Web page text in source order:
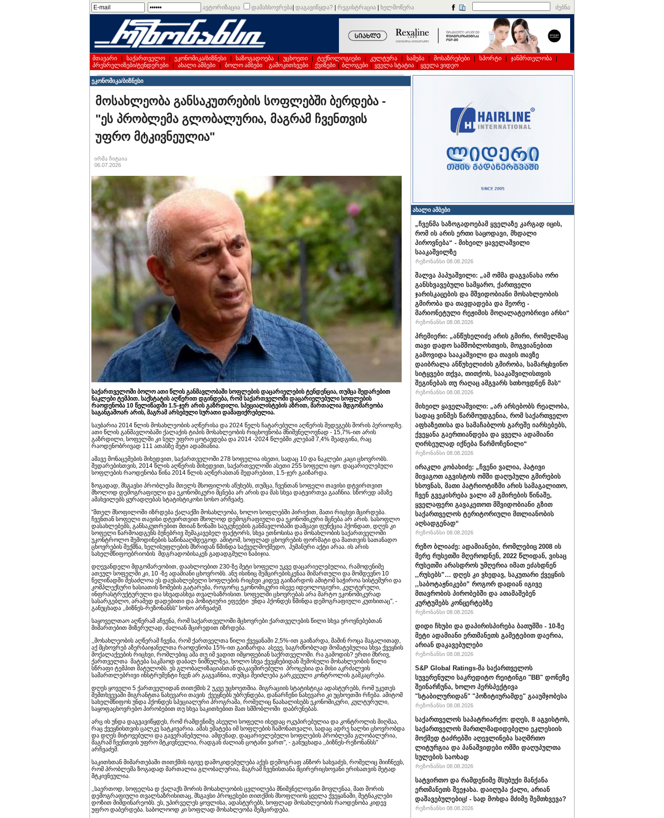
ავტორიზაცია დამახსოვრება დაგავიწყდა? რეგისტრაცია ხელმოწერა ძებნა
მთავარი საქართველო ეკონომიკა/ბიზნესი საზოგადოება უცხოეთი ტექნოლოგიები კულტურა სამება მოსაზრებები სპორტი ჯანმრთელობა
პრესრელიზები/ტენდერები
ახალი ამბები ბოლო ამბები გამოკითხვები ქვიზები ბლოგები ყველა სტატია ყველა ვიდეო
ეკონომიკა/ბიზნესი
მოსახლეობა განსაკუთრების სოფლებში ბერდება -
"ეს პრობლემა გლობალურია, მაგრამ ჩვენთვის
უფრო მტკივნეულია"
ირმა ჩიტაია
06.07.2026
საქართველოში ბოლო ათი წლის განმავლობაში სოფლების დაცარიელების ტენდენცია, თუმცა შედარებით
ნაკლები ტემპით. საქსტატის აღწერით დგინდება, რომ საქართველოში დაცარიელებული სოფლების
რაოდენობა 10 წელიწადში 1.5-ჯერ არის გაზრდილი. სპეციალისტების აზრით, მართალია მდგომარეობა
საგანგაშოარ არის, მაგრამ არსებული სურათი დამაფიქრებელია.
საუბარია 2014 წლის მოსახლეობის აღწერისა და 2024 წელს ჩატარებული აღწერის შედეგებს შორის პერიოდზე.
ათი წლის განმავლობაში ქალაქის ტიპის მოსახლეობის რიცხოვნობა მნიშვნელოვნად - 15,7%-ით არის
გაზრდილი, სოფელში კი სულ უფრო ცოტავდება და 2014 -2024 წლებში კლებამ 7,4% შეადგინა, რაც
რაოდენობრივად 111 ათასზე მეტი ადამიანია.
ამავე მონაცემების მიხედვით, საქართველოში 278 სოფელია ისეთი, სადაც 10 და ნაკლები კაცი ცხოვრობს.
შედარებისთვის, 2014 წლის აღწერის მიხედვით, საქართველოში ასეთი 255 სოფელი იყო. დაცარიელებული
სოფლების რაოდენობა წინა 2014 წლის აღწერასთან შედარებით, 1.5-ჯერ გაიზარდა.
ზოგადად, მსგავსი პრობლემა მთელს მსოფილოს აწუხებს, თუმცა, ჩვენთან სოფელი თავისი დტვირთვით
მხოლოდ დემოგრაფიული და ეკონომიკური მცნება არ არის და მას სხვა დატვირთვა გააჩნია. სწორედ ამაზე
ამახვილებს ყურადღებას სტატისტიკოსი სოსო არჩვაძე.
"მთელ მსოფილოში იზრდება ქალაქში მოსახლეობა, ხოლო სოფლებში პირიქით, მათი რიცხვი მცირდება.
ჩვენთან სოფელი თავისი დტვირთვით მხოლოდ დემოგრაფიული და ეკონომიკური მცნება არ არის. სასოფლო
დასახლებებს, განსაკუთრებით მთიან ზონაში საუკუნეების განმავლობაში დამცავი ფუნქცია ჰქონდათ, დღეს კი
სოფელი წარმოადგენს ბუნებრივ შემაკავებელ ფაქტორს, სხვა ეთნოსისა და მოსახლობის საქართველოში
უკონტროლო შემოდინების საწინააღმდეგოდ. ამიტომ, სოფლად ცხოვრების ფორმატი და მათთვის სათანადო
ცხოვრების შექმნა, ხელისუფლების მხრიდან წმინდა საქველმოქმედო, ჰუმანური აქტი არაა. ის არის
სახელმწიფოებრიობის მდგრადობისაკენ გადადგმული ნაბიჯია.
დღევანდელი მდგომარეობით, დაახლოებით 230-ზე მეტი სოფელი უკვე დაცარიელებულია, რამოდენიმე
ათეულ სოფელში კი, 10 -ზე ადამიანი ცხოვრობს. ანუ ისინიც შემცირებისკენაა მიმართული და მომდევნო 10
წელიწადში შესაძლოა ეს დაუსახლებელი სოფლების რიცხვი კიდევ გაიზარდოს ამიტომ საჭიროა სისტემური და
კომპლექსური ხასიათის ზომების გატარება, როგორც ეკონომიკური ისევე იდეოლოგიური, კულტურული,
ინფრასტრუქტურული და სხვადასხვა თვალსაზრისით. სოფელში ცხოვრებას არა მარტო ეკონომიკურად
სასარგებლო, არამედ დადებითი და პოზიტიური ეფექტი უნდა ჰქონდეს წმინდა დემოგრაფიული კუთხითაც", -
განუცხადა ,,ბიზნეს-რეზონანსს" სოსო არჩვაძემ.
საყოველთაო აღწერამ აჩვენა, რომ საქართველოში მცხოვრები ქართველების წილი სხვა ეროვნებებთან
მიმართებით მიზერულად, ძალიან მცირედით იზრდება.
,,მოსახლეობის აღწერამ ჩვენა, რომ ქართველთა წილი ქვეყანაში 2,5%-ით გაიზარდა, მაშინ როცა მაგალითად,
აქ მცხოვრებ აზერბაიჯანელთა რაოდენობა 15%-ით გაიზარდა. ასევე, საგრძნობლად მომატებულია სხვა ქვეყნის
მოქალაქეების რიცხვი, რომლებიც ამა თუ იმ ვადით იმყოფებიან საქრთველოში. რა გამოდის? ერთი მხრივ,
ქართველთა მატება საკმაოდ დაბალ ნიშნულზეა, ხოლო სხვა ქვეყნებიდან შემოსული მოსახლეობის წილი
სწრაფი ტემპით მატულობს. ეს გლობალიზაციასთან დაკავშირებული პროცესია და მისი აკრძალვის
სამართლებრივი ინსტრუმენტი ჩვენ არ გაგვაჩნია, თუმცა შეიძლება გარკვეული კონტროლის გამკაცრება.
დღეს ყოველი 5 ქართველიდან თითქმის 2 უკვე უცხოეთშია. მიგრაციის სტატისტიკა ადასტურებს, რომ უკეთეს
შემთხვევაში მიგრანტთა ნახევარი თავის ქვეყნებს უბრუნდება, დანარჩენი ნახევარი კი უცხოეთში რჩება. ამიტომ
სახელმწიფოს უნდა ჰქონდეს სპეციალური პროგრამა, რომელიც წაახალისებს ეკონომიკური, კულტურული,
საყოფაცხოვრებო პირობებით თუ სხვა საკითხებით მათ სმშობლოში დაბრუნებას.
არც ის უნდა დაგვავიწყდეს, რომ რამდენიმე ასეული სოფელი ისედაც ოკუპირებულია და კონტროლის მიღმაა,
რაც ქვეყნისთვის ცალკე სატკივარია. ამას ემატება იმ სოფლების ჩამონათვალი, სადაც ადრე ხალხი ცხოვრობდა
და დღეს მიტოვებული და გავერანებულია. ამდენად, დაცარიელებული სოფლების პრობლემა გლობალურია,
მაგრამ ჩვენთვის უფრო მტკივნეულია, რადგან ძალიან ცოტანი ვართ", - განუცხადა ,,ბიზნეს-რეზონანსს"
არჩვაძემ.
საკითხთან მიმართებაში თითქმის იგივე დამოკიდებულება აქვს დემოგრაფ ანზორ სახვაძეს, რომელიც მიიჩნევს,
რომ პრობლემა ზოგადად მართალია გლობალურია, მაგრამ ჩვენისთანა მცირერიცხოვანი ერისათვის მეტად
მტკივნეულია.
,,საერთოდ, სოფელსა დ ქალაქს შორის მოსახლეობის ცვლილება მნიშვნელოვანი მოვლენაა, მათ შორის
დემოგრაფიული თვალსაზრისითაც, მსგავსი პროცესები თითქმის მსოფლიოს ყველა ქვეყანაში, მეტნაკლები
დოზით მიმდინარეობს. ეს, უპირველეს ყოვლისა, ადასტურებს, სოფლად მოსახლეობის რაოდენობა კიდევ
უფრო დაბერდება. საბოლოოდ კი სოფლად მოსახლეობა შემცირდება.
ახალი ამბები
„ჩვენმა საზოგადოებამ ყველაზე კარგად იცის,
რომ ის არის ერთი საცოდავი, მხდალი
პიროვნება“ - მიხეილ ყაველაშვილი
სააკაშვილზე
რეზონანსი 08.08.2026
შალვა პაპუაშვილი: „ამ ომმა დაგვანახა ორი
განსხვავებული სამყარო, ქართველი
ჯარისკაცების და მშვიდობიანი მოსახლეობის
გმირობა და თავდადება და მეორე -
მარიონეტული რეჟიმის მოღალატეობრივი არსი“
რეზონანსი 08.08.2026
პრემიერი: „ანწუხელიძე არის გმირი, რომელმაც
თავი დადო სამშობლოსთვის, მოგვიანებით
გამოვიდა სააკაშვილი და თავის თავზე
დაიბრალა ანწუხელიძის გმირობა, სამარცხვინო
სიტყვები თქვა, თითქოს, სააკაშვილისთვის
შეგინებას თუ რაღაც ამგვარს სთხოვდნენ მას“
რეზონანსი 08.08.2026
მიხეილ ყაველაშვილი: „არ არსებობს რეალობა,
სადაც ვინმეს წარმოუდგენია, რომ საქართველო
აფხაზეთისა და სამაჩაბლოს გარეშე იარსებებს,
ქვეყანა გაერთიანდება და ყველა ადამიანი
ღირსეულად იქნება წარმოჩენილი“
რეზონანსი 08.08.2026
ირაკლი კობახიძე: „ჩვენი ვალია, პატივი
მივაგოთ აგვისტოს ომში დაღუპული გმირების
ხსოვნას, მათი პატრიოტიზმი არის სამაგალითო,
ჩვენ გვეკისრება ვალი ამ გმირების წინაშე,
ყველაფერი გავაკეთოთ მშვიდობიანი გზით
საქართველოს ტერიტორიული მთლიანობის
აღსადგენად“
რეზონანსი 08.08.2026
რეზო ბლიაძე: ადამიანები, რომლებიც 2008 ის
მერე რუსეთში მღეროდნენ, 2022 წლიდან, ვისაც
რუსეთში არასდროს უმღერია იმათ ეძახდნენ
,,რუსებს”… დღეს კი ვხედავ, საკუთარი ქვეყნის
,,საბოტაჟნიკები” როგორ დადიან იგივე
მთავრობის პირობებში და ათამაშებენ
კურტუმებს კონცერტებზე
რეზონანსი 08.08.2026
დიდი ჩხუბი და დაპირისპირება ბათუმში - 10-ზე
მეტი ადამიანი ერთმანეთს გამეტებით დაერია,
არიან დაკავებულები
რეზონანსი 08.08.2026
S&P Global Ratings-მა საქართველოს
სუვერენული საკრედიტო რეიტინგი "BB" დონეზე
შეინარჩუნა, ხოლო პერსპექტივა
"სტაბილურიდან" "პოზიტიურამდე" გააუმჯობესა
რეზონანსი 08.08.2026
საქართველოს საპატრიარქო: დღეს, 8 აგვისტოს,
საქართველოს მართლმადიდებელი ეკლესიის
მოქმედ ტაძრებში აღევლინება საღმრთო
ლიტურგია და პანაშვიდები ომში დაღუპულთა
სულების საოხად
რეზონანსი 08.08.2026
სატვირთო და რამდენიმე მსუბუქი მანქანა
ერთმანეთს შეეჯახა. დაიღუპა ქალი, არიან
დაშავებულებიც! - სად მოხდა მძიმე შემთხვევა?
რეზონანსი 08.08.2026